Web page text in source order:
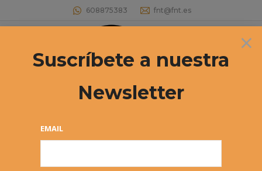
608875383 fnt@fnt.es
Buscar: ×
Suscríbete a nuestra
Newsletter
EMAIL